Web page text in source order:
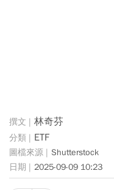
林奇芬
ETF
Shutterstock
2025-09-09 10:23